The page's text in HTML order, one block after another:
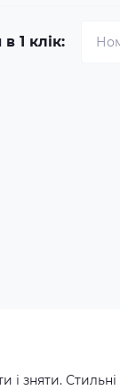
1 клік:
і зняти. Стильні